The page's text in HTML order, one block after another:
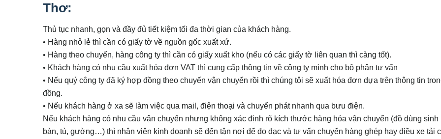
Thơ:
Thủ tục nhanh, gọn và đầy đủ tiết kiệm tối đa thời gian của khách hàng.
• Hàng nhỏ lẻ thì cần có giấy tờ về nguồn gốc xuất xứ.
• Hàng theo chuyến, hàng công ty thì cần có giấy xuất kho (nếu có các giấy tờ liên quan thì càng tốt).
• Khách hàng có nhu cầu xuất hóa đơn VAT thì cung cấp thông tin về công ty mình cho bộ phận tư vấn
• Nếu quý công ty đã ký hợp đồng theo chuyến vận chuyển rồi thì chúng tôi sẽ xuất hóa đơn dựa trên thông tin
đồng.
• Nếu khách hàng ở xa sẽ làm việc qua mail, điện thoại và chuyển phát nhanh qua bưu điện.
Nếu khách hàng có nhu cầu vận chuyển nhưng không xác định rõ kích thước hàng hóa vận chuyển (đồ dùng sinh
bàn, tủ, gường…) thì nhân viên kinh doanh sẽ đến tận nơi để đo đạc và tư vấn chuyển hàng ghép hay điều xe tải